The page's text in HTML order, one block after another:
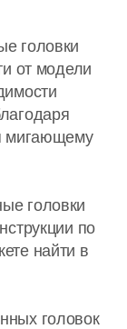
головки
от модели
мигающему
головки
по
найти в
головок